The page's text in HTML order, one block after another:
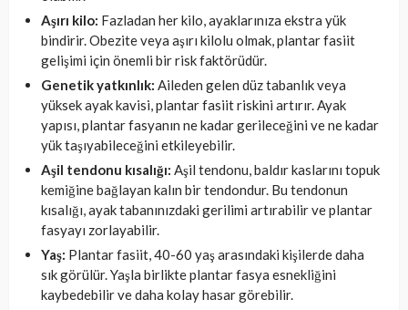
Aşırı kilo: Fazladan her kilo, ayaklarınıza ekstra yük
bindirir. Obezite veya aşırı kilolu olmak, plantar fasiit
gelişimi için önemli bir risk faktörüdür.
Genetik yatkınlık: Aileden gelen düz tabanlık veya
yüksek ayak kavisi, plantar fasiit riskini artırır. Ayak
yapısı, plantar fasyanın ne kadar gerileceğini ve ne kadar
yük taşıyabileceğini etkileyebilir.
Aşil tendonu kısalığı: Aşil tendonu, baldır kaslarını topuk
kemiğine bağlayan kalın bir tendondur. Bu tendonun
kısalığı, ayak tabanınızdaki gerilimi artırabilir ve plantar
fasyayı zorlayabilir.
Yaş: Plantar fasiit, 40-60 yaş arasındaki kişilerde daha
sık görülür. Yaşla birlikte plantar fasya esnekliğini
kaybedebilir ve daha kolay hasar görebilir.